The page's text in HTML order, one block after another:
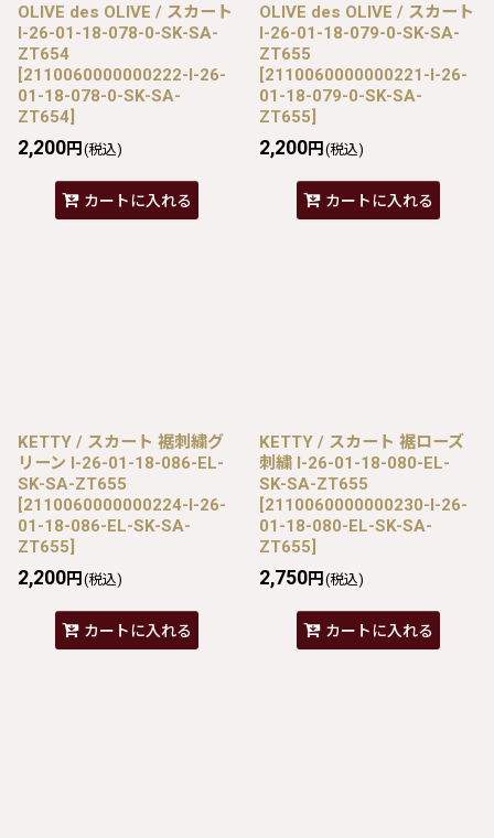
OLIVE des OLIVE / スカート
I-26-01-18-078-0-SK-SA-
ZT654
[2110060000000222-I-26-
01-18-078-0-SK-SA-
ZT654]
2,200円 (税込)
カートに入れる
OLIVE des OLIVE / スカート
I-26-01-18-079-0-SK-SA-
ZT655
[2110060000000221-I-26-
01-18-079-0-SK-SA-
ZT655]
2,200円 (税込)
カートに入れる
KETTY / スカート 裾刺繍グ
リーン I-26-01-18-086-EL-
SK-SA-ZT655
[2110060000000224-I-26-
01-18-086-EL-SK-SA-
ZT655]
2,200円 (税込)
カートに入れる
KETTY / スカート 裾ローズ
刺繍 I-26-01-18-080-EL-
SK-SA-ZT655
[2110060000000230-I-26-
01-18-080-EL-SK-SA-
ZT655]
2,750円 (税込)
カートに入れる